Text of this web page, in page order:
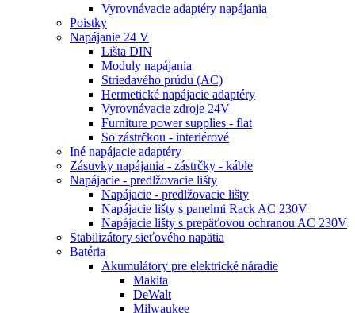
Vyrovnávacie adaptéry napájania
Poistky
Napájanie 24 V
Lišta DIN
Moduly napájania
Striedavého prúdu (AC)
Hermetické napájacie adaptéry
Vyrovnávacie zdroje 24V
Furniture power supplies - flat
So zástrčkou - interiérové
Iné napájacie adaptéry
Zásuvky napájania - zástrčky - káble
Napájacie - predlžovacie lišty
Napájacie - predlžovacie lišty
Napájacie lišty s panelmi Rack AC 230V
Napájacie lišty s prepäťovou ochranou AC 230V
Stabilizátory sieťového napätia
Batéria
Akumulátory pre elektrické náradie
Makita
DeWalt
Milwaukee